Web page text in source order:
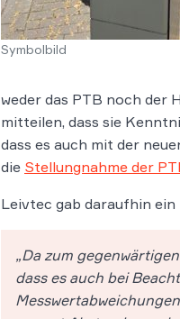
Symbolbild
weder das PTB noch der
mitteilen, dass sie
dass es auch mit der
die Stellungnahme der
Leivtec gab daraufhin ein
„Da zum
dass es auch bei